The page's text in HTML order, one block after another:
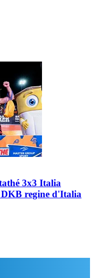
3x3 Italia
regine d'Italia